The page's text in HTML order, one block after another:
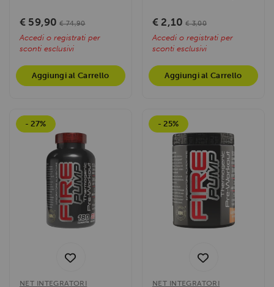
€ 59,90 € 74,90
Accedi o registrati per
sconti esclusivi
Aggiungi al Carrello
energia e...
€ 2,10 € 3,00
Accedi o registrati per
sconti esclusivi
Aggiungi al Carrello
- 27%
NET INTEGRATORI
- 25%
NET INTEGRATORI